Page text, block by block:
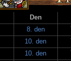
Den
8. den
10. den
10. den